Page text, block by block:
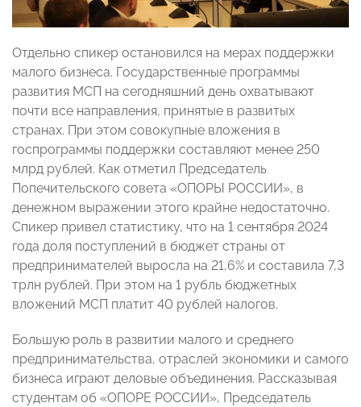
Отдельно спикер остановился на мерах поддержки
малого бизнеса. Государственные программы
развития МСП на сегодняшний день охватывают
почти все направления, принятые в развитых
странах. При этом совокупные вложения в
госпрограммы поддержки составляют менее 250
млрд рублей. Как отметил Председатель
Попечительского совета «ОПОРЫ РОССИИ», в
денежном выражении этого крайне недостаточно.
Спикер привел статистику, что на 1 сентября 2024
года доля поступлений в бюджет страны от
предпринимателей выросла на 21,6% и составила 7,3
трлн рублей. При этом на 1 рубль бюджетных
вложений МСП платит 40 рублей налогов.
Большую роль в развитии малого и среднего
предпринимательства, отраслей экономики и самого
бизнеса играют деловые объединения. Рассказывая
студентам об «ОПОРЕ РОССИИ», Председатель